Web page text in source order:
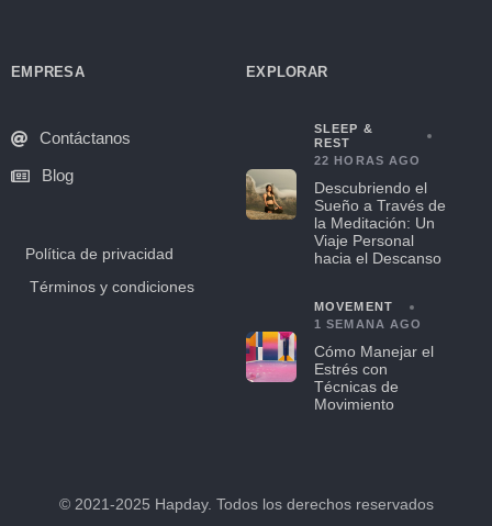
EMPRESA
Contáctanos
Blog
Política de privacidad
Términos y condiciones
EXPLORAR
SLEEP &
REST
22 HORAS AGO
Descubriendo el
Sueño a Través de
la Meditación: Un
Viaje Personal
hacia el Descanso
MOVEMENT
1 SEMANA AGO
Cómo Manejar el
Estrés con
Técnicas de
Movimiento
© 2021-2025 Hapday. Todos los derechos reservados